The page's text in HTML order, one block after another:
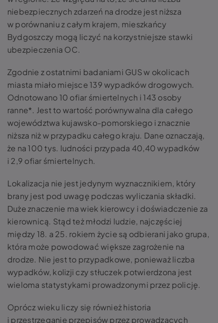
niebezpiecznych zdarzeń na drodze jest niższa
w porównaniu z całym krajem, mieszkańcy
Bydgoszczy mogą liczyć na korzystniejsze stawki
ubezpieczenia OC.
Zgodnie z ostatnimi badaniami GUS w okolicach
miasta miało miejsce 139 wypadków drogowych.
Odnotowano 10 ofiar śmiertelnych i 143 osoby
ranne*. Jest to wartość porównywalna dla całego
województwa kujawsko-pomorskiego i znacznie
niższa niż w przypadku całego kraju. Dane oznaczają,
że na 100 tys. ludności przypada 40,40 wypadków
i 2,9 ofiar śmiertelnych.
Lokalizacja nie jest jedynym wyznacznikiem, który
brany jest pod uwagę podczas wyliczania składki.
Duże znaczenie ma wiek kierowcy i doświadczenie za
kierownicą. Stąd też młodzi ludzie, najczęściej
między 18. a 25. rokiem życie są odbierani jako grupa,
która może powodować większe zagrożenie na
drodze. Nie jest to przypadkowe, ponieważ liczba
wypadków, kolizji czy stłuczek potwierdzona jest
wieloma statystykami prowadzonymi przez policję.
Oprócz wieku liczy się również historia
i przestrzeganie przepisów przez prowadzących